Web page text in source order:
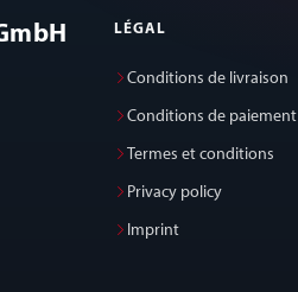
LÉGAL
Conditions de livraison
Conditions de paiement
Termes et conditions
Privacy policy
Imprint